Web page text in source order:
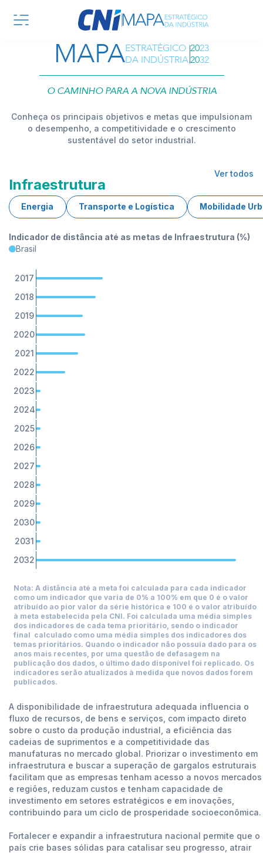
Pular para o Conteúdo principal
Infraestrutura - Mapa
MAPAESTRATÉGICO
DA INDÚSTRIA
2023
2032
O CAMINHO PARA A NOVA INDÚSTRIA
Conheça os principais objetivos e metas que impulsionam
o desempenho, a competitividade e o crescimento
sustentável do setor industrial.
Ver todos
Infraestrutura
Energia Transporte e Logística Mobilidade
Indicador de distância até as metas de Infraestrutura (%)
Brasil
-
2017
-
2018
-
2019
-
2020
-
2021
-
2022
-
2023
-
2024
-
2025
-
2026
-
2027
-
2028
-
2029
-
2030
-
2031
-
2032
Nota: A distância até a meta foi calculada para cada indicador
como um indicador que varia de 0% a 100% em que 0 é o valor
atribuído ao pior valor da série histórica e 100 é o valor atribuído
à meta estabelecida pela CNI. Foi calculada uma média simples
dos indicadores de cada tema prioritário, sendo o indicador
final calculado como uma média simples dos indicadores dos
temas prioritários. Quando o indicador não possuía dado para os
anos mais recentes, por uma questão de defasagem na
publicação dos dados, o último dado disponível foi replicado. Os
indicadores serão atualizados à medida que novos dados forem
publicados.
A disponibilidade de infraestrutura adequada influencia o
fluxo de recursos, de bens e serviços, com impacto direto
sobre o custo da produção industrial, a eficiência das
cadeias de suprimentos e a competitividade das
manufaturas no mercado global. Priorizar o investimento em
infraestrutura e buscar a superação de gargalos estruturais
facilitam que as empresas tenham acesso a novos mercados
e regiões, reduzam custos e tenham capacidade de
investimento em setores estratégicos e em inovações,
contribuindo para um ciclo de prosperidade socioeconômica.
Fortalecer e expandir a infraestrutura nacional permite que o
país crie bases sólidas para catalisar seu progresso, atrair